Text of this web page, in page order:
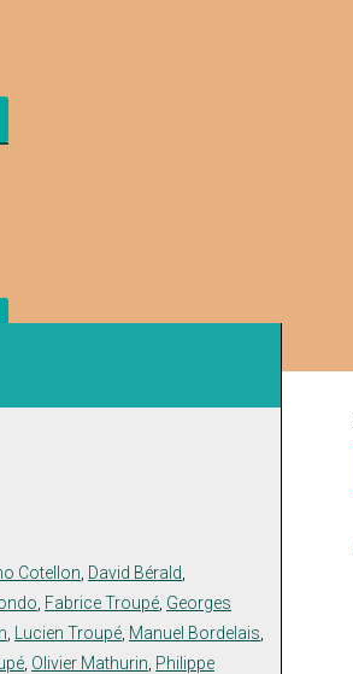
Cotellon David Bérald
Fabrice Troupé Georges
Lucien Troupé Manuel Bordelais
Olivier Mathurin Philippe